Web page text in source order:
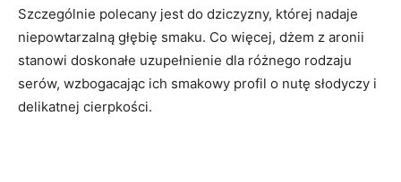
Szczególnie polecany jest do dziczyzny, której nadaje
niepowtarzalną głębię smaku. Co więcej, dżem z aronii
stanowi doskonałe uzupełnienie dla różnego rodzaju
serów, wzbogacając ich smakowy profil o nutę słodyczy i
delikatnej cierpkości.